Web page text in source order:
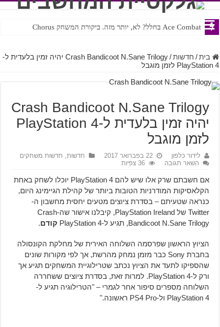
Ace Combat בחלל? לא, יותר מזה. ביקורת המשחק Chorus
Steven Universe והשירים שתורגמו בצורה נוראית לעברית
בית / חדשות /
Crash Bandicoot N.Sane Trilogy יהיה זמין בלעדית ל-
PlayStation 4 לזמן מוגבל
Crash Bandicoot N.Sane Trilogy
יהיה זמין בלעדית ל-PlayStation 4
לזמן מוגבל
לידור כלפון 22 בפברואר 2017 חדשות, חדשות משחקים
השאר תגובה
36 צפיות
אם חשבתם שרק אלו שיש להם PlayStation 4 יוכלו לשחק באחת
הקלאסיקות המודרניות הטובות ביותר של קהילת הגיימינג היום,
כנראה שטעיתם – בסדרת ציוצים מטעים יחסית מחשבון ה-
Twitter של PlayStation Ireland, קיבלנו אישור שה-Crash
Bandicoot N.Sane Trilogy, תגיע ל-PlayStation 4
קודם.
הציוץ הראשון שפרסמה השלוחה האירית של מחלקת הקונסולה
בחברת Sony כבר מזמן נמחק מהרשת, אך לפי מקורות שונים
שהספיקו לתעד את הציוץ נכתב שטרילוגיית המשחקים תגיע אך
ורק ל-PlayStation 4. למרות זאת, בסדרת ציוצים ששחררה
השלוחה מספרים סיפור אחר לגמרי – "הטרילוגיה תגיע ל-
PlayStation 4 ול-PS4 Pro ראשונה."